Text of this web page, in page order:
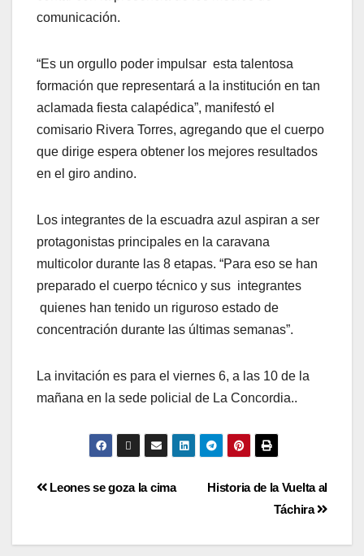
comunicación.
“Es un orgullo poder impulsar esta talentosa
formación que representará a la institución en tan
aclamada fiesta calapédica”, manifestó el
comisario Rivera Torres, agregando que el cuerpo
que dirige espera obtener los mejores resultados
en el giro andino.
Los integrantes de la escuadra azul aspiran a ser
protagonistas principales en la caravana
multicolor durante las 8 etapas. “Para eso se han
preparado el cuerpo técnico y sus integrantes
quienes han tenido un riguroso estado de
concentración durante las últimas semanas”.
La invitación es para el viernes 6, a las 10 de la
mañana en la sede policial de La Concordia..
Historia de la Vuelta al
Táchira
Leones se goza la cima